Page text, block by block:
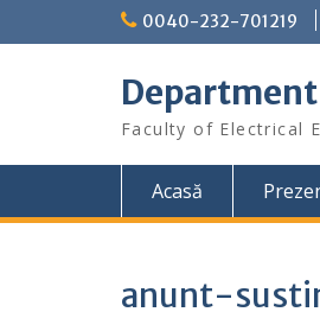
0040-232-701219
Faculty of Electrical
Acasă
anunt-